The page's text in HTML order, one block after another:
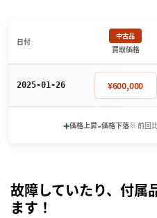
日付
中古品
買取価格
2025-01-26 ¥600,000
+価格上昇-価格下落※ 前回
故障していたり、付属
ます！